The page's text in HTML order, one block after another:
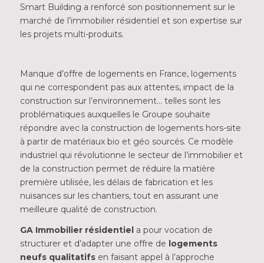
Smart Building a renforcé son positionnement sur le
marché de l’immobilier résidentiel et son expertise sur
les projets multi-produits.
Manque d’offre de logements en France, logements
qui ne correspondent pas aux attentes, impact de la
construction sur l’environnement… telles sont les
problématiques auxquelles le Groupe souhaite
répondre avec la construction de logements hors-site
à partir de matériaux bio et géo sourcés. Ce modèle
industriel qui révolutionne le secteur de l’immobilier et
de la construction permet de réduire la matière
première utilisée, les délais de fabrication et les
nuisances sur les chantiers, tout en assurant une
meilleure qualité de construction.
GA Immobilier résidentiela pour vocation de
structurer et d’adapter une offre de logements
neufs qualitatifsen faisant appel à l’approche